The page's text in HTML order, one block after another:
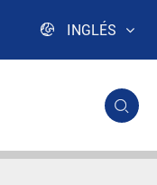
 INGLÉS
